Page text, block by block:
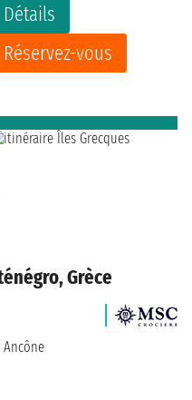
Détails
Réservez-vous
Grèce
Ancône